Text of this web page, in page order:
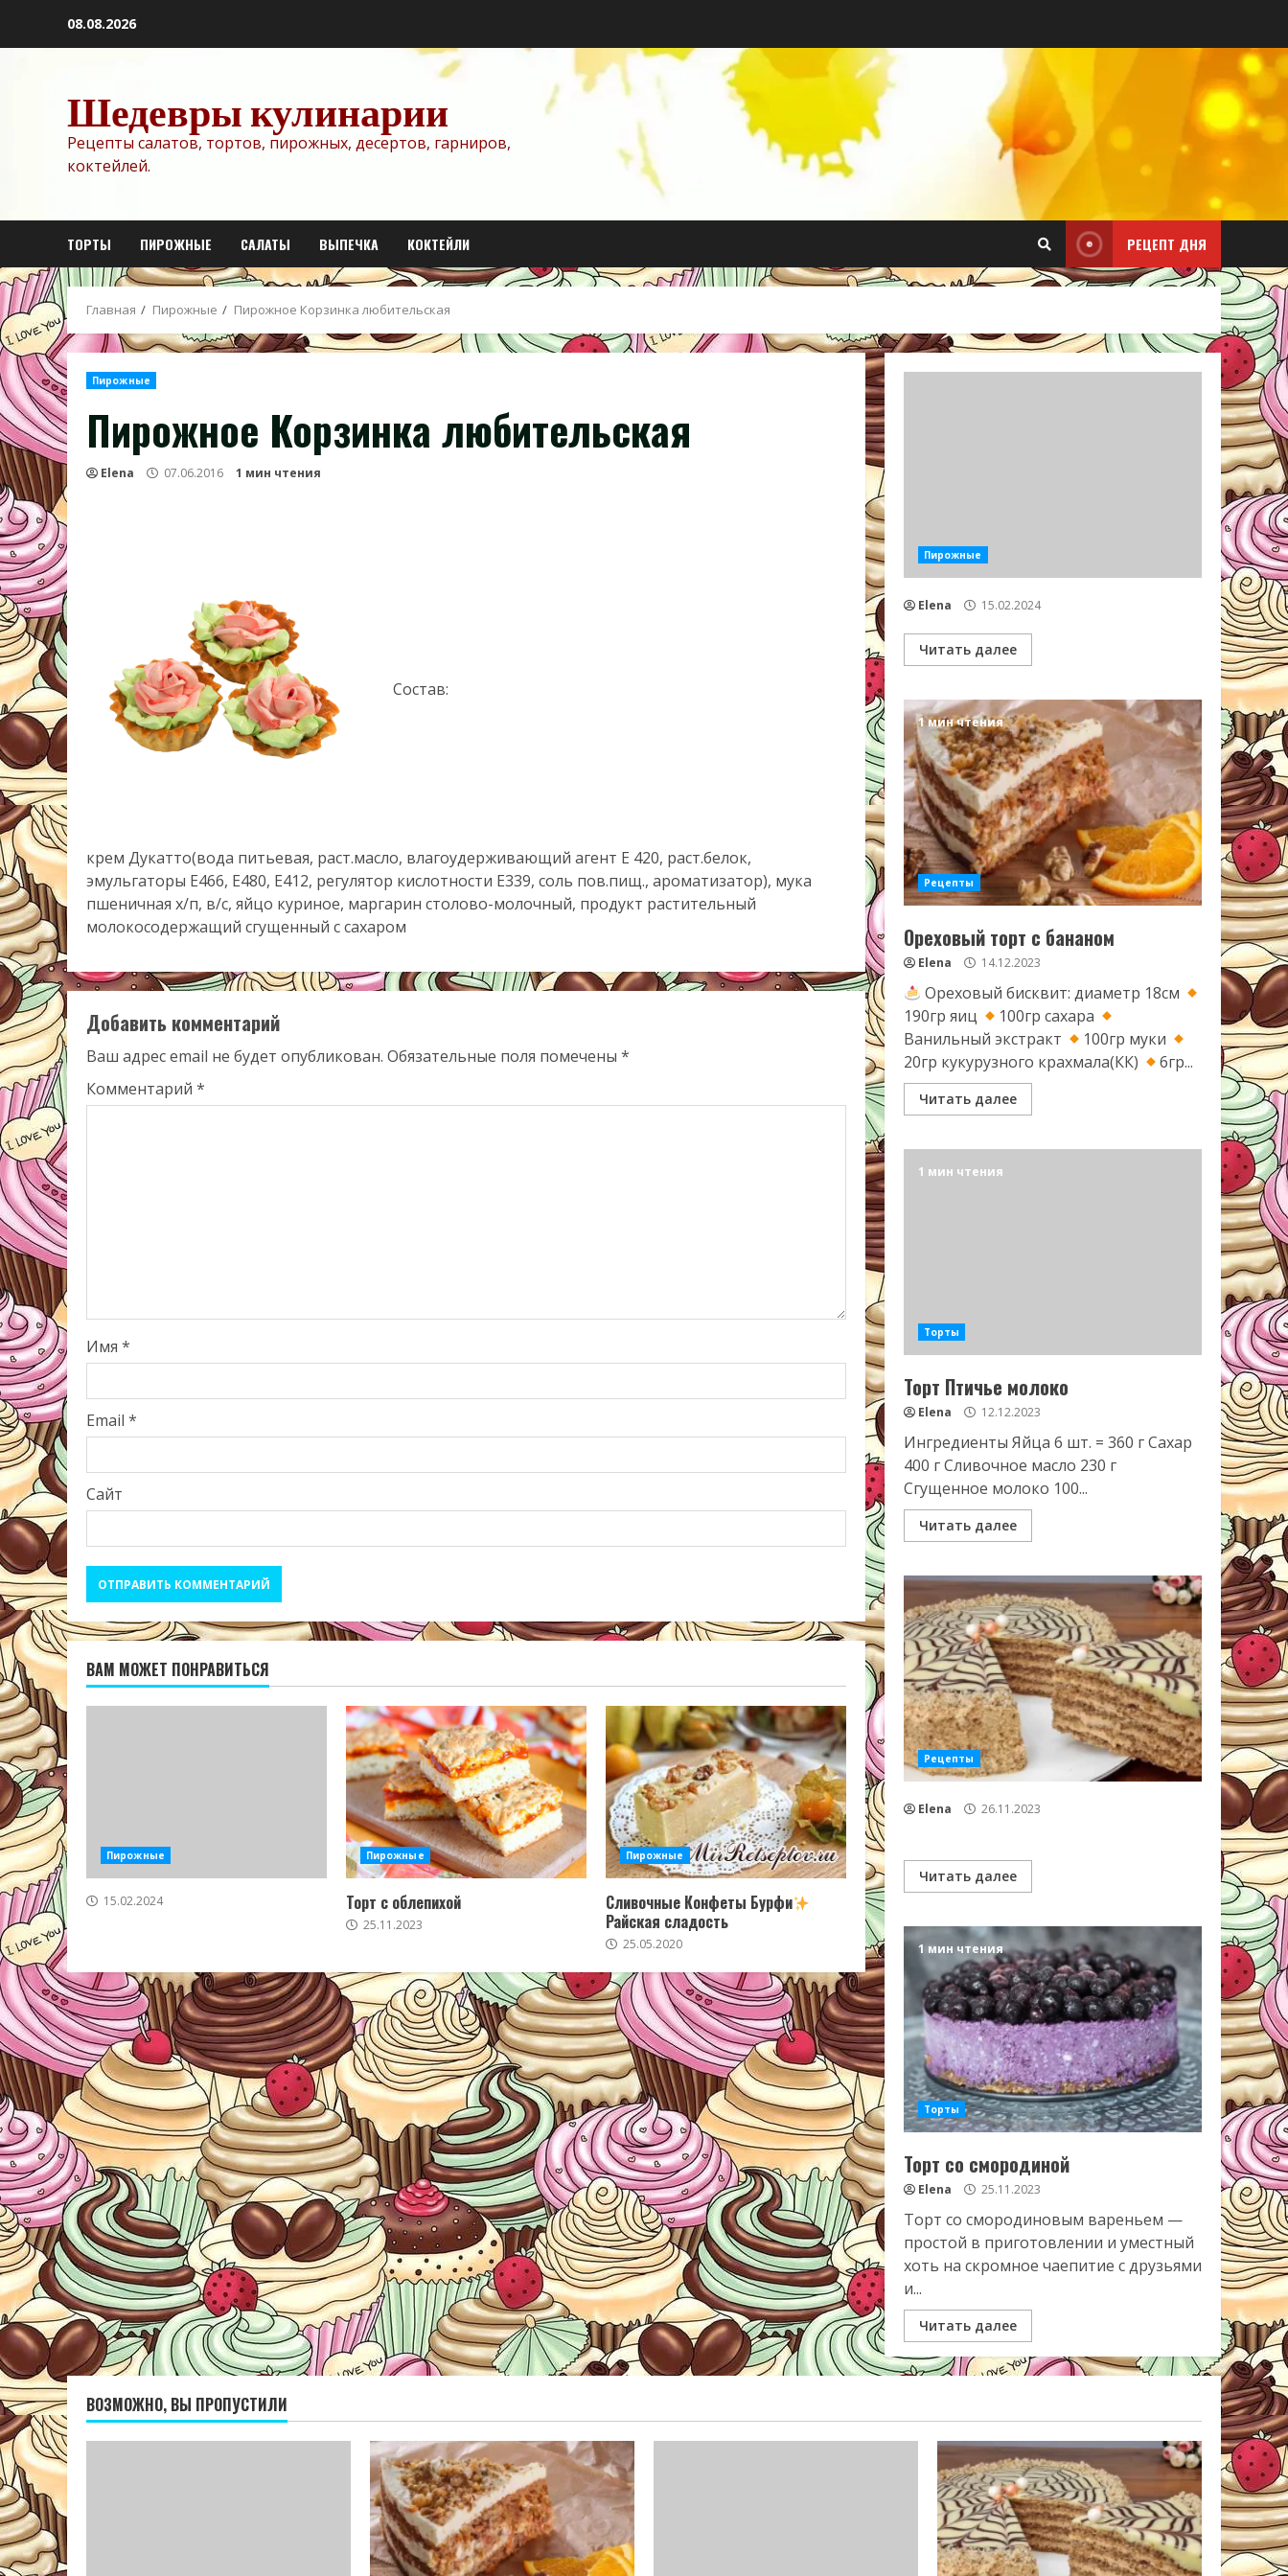
08.08.2026
Шедевры кулинарии
Рецепты салатов, тортов, пирожных, десертов, гарниров,
коктейлей.
ТОРТЫ ПИРОЖНЫЕ САЛАТЫ ВЫПЕЧКА КОКТЕЙЛИ РЕЦЕПТ ДНЯ
Главная Пирожные Пирожное Корзинка любительская
Пирожные
Пирожное Корзинка любительская
Elena 07.06.2016 1 мин чтения
Состав:
крем Дукатто(вода питьевая, раст.масло, влагоудерживающий агент Е 420, раст.белок,
эмульгаторы Е466, Е480, Е412, регулятор кислотности Е339, соль пов.пищ., ароматизатор), мука
пшеничная х/п, в/с, яйцо куриное, маргарин столово-молочный, продукт растительный
молокосодержащий сгущенный с сахаром
Добавить комментарий
Ваш адрес email не будет опубликован. Обязательные поля помечены *
Комментарий *
Имя *
Email *
Сайт
ВАМ МОЖЕТ ПОНРАВИТЬСЯ
Пирожные
15.02.2024
Пирожные
Торт с облепихой
25.11.2023
Пирожные
Сливочные Конфеты Бурфи
Райская сладость
25.05.2020
Пирожные
Elena 15.02.2024
Читать далее
1 мин чтения
Рецепты
Ореховый торт с бананом
Elena 14.12.2023
Ореховый бисквит: диаметр 18см
190гр яиц
100гр сахара
Ванильный экстракт
100гр муки
20гр кукурузного крахмала(КК)
6гр...
Читать далее
1 мин чтения
Торты
Торт Птичье молоко
Elena 12.12.2023
Ингредиенты Яйца 6 шт. = 360 г Сахар
400 г Сливочное масло 230 г
Сгущенное молоко 100...
Читать далее
Рецепты
Elena 26.11.2023
Читать далее
1 мин чтения
Торты
Торт со смородиной
Elena 25.11.2023
Торт со смородиновым вареньем —
простой в приготовлении и уместный
хоть на скромное чаепитие с друзьями
и...
Читать далее
ВОЗМОЖНО, ВЫ ПРОПУСТИЛИ